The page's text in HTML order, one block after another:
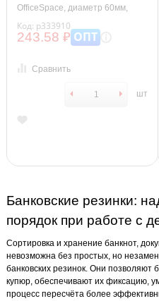
OfficeSpace, диаметр 60мм,
ассорти
Код: р333910
243.58 ₽ ОПТ
Сравнить
шт
Банковские резинки:
порядок при работе с
Сортировка и хранение банкнот,
невозможна без простых, но
банковских резинок. Они позволяют
купюр, обеспечивают их фиксацию,
процесс пересчёта более